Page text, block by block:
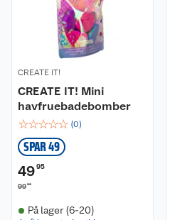
CREATE IT!
CREATE IT! Mini
havfruebadebomber
☆☆☆☆☆ (0)
SPAR 49
4995
9990
På lager (6-20)
Våre butikker
Våre merkevarer
Coop kjeder
Ledige stillinger
Bærekraft
Reklamasjon og garanti
Ofte stilte spørsmål
Betalingsalternativer
Leveringsalternativer
Pakkesporing
Åpent kjøp
Coop medlem